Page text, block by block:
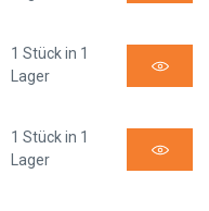
1 Stück in 1
Lager
1 Stück in 1
Lager